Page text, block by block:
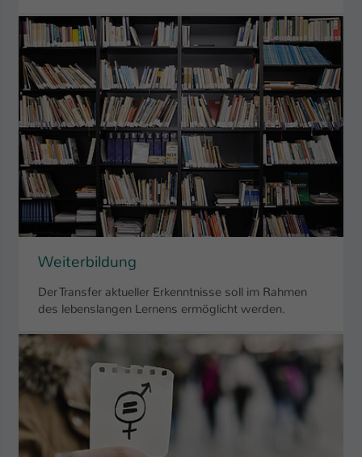
Weiterbildung
Der Transfer aktueller Erkenntnisse soll im Rahmen
des lebenslangen Lernens ermöglicht werden.